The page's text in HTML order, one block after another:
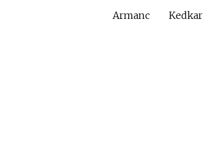
Kedkar
Armanc